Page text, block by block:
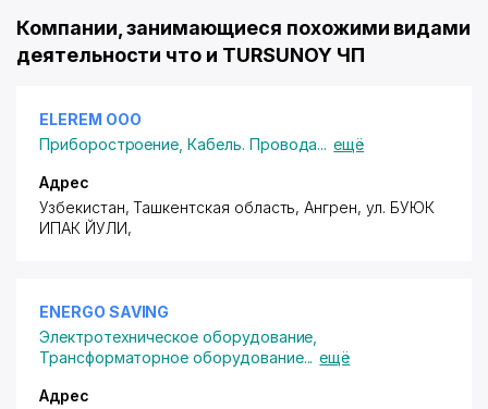
Компании, занимающиеся похожими видами
деятельности что и TURSUNOY ЧП
ELEREM ООО
Приборостроение ,Кабель. Провода... ещё
Адрес
Узбекистан, Ташкентская область, Ангрен, ул. БУЮК
ИПАК ЙУЛИ,
ENERGO SAVING
Электротехническое оборудование
Трансформаторное оборудование... ещё
Адрес